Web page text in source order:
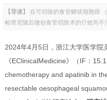
【导读】
在可切除的食管鳞状细胞癌
帕替尼随后微创食管切除术的疗效尚不
2024年4月5日，浙江大学医学院
《EClinicalMedicine》（IF：
chemotherapy and apatinib in
resectable oesophageal